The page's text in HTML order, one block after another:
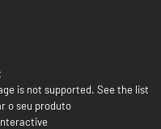
is not supported. See the list
o seu produto